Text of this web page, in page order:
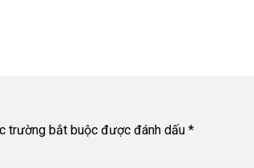
trường bắt buộc được đánh dấu *